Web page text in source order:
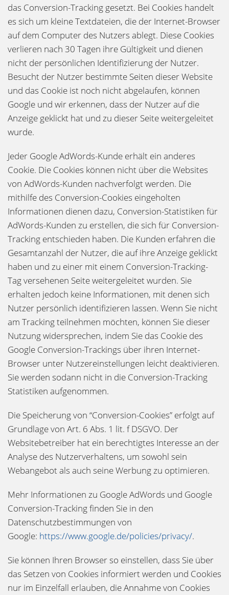
das Conversion-Tracking gesetzt. Bei Cookies handelt
es sich um kleine Textdateien, die der Internet-Browser
auf dem Computer des Nutzers ablegt. Diese Cookies
verlieren nach 30 Tagen ihre Gültigkeit und dienen
nicht der persönlichen Identifizierung der Nutzer.
Besucht der Nutzer bestimmte Seiten dieser Website
und das Cookie ist noch nicht abgelaufen, können
Google und wir erkennen, dass der Nutzer auf die
Anzeige geklickt hat und zu dieser Seite weitergeleitet
wurde.
Jeder Google AdWords-Kunde erhält ein anderes
Cookie. Die Cookies können nicht über die Websites
von AdWords-Kunden nachverfolgt werden. Die
mithilfe des Conversion-Cookies eingeholten
Informationen dienen dazu, Conversion-Statistiken für
AdWords-Kunden zu erstellen, die sich für Conversion-
Tracking entschieden haben. Die Kunden erfahren die
Gesamtanzahl der Nutzer, die auf ihre Anzeige geklickt
haben und zu einer mit einem Conversion-Tracking-
Tag versehenen Seite weitergeleitet wurden. Sie
erhalten jedoch keine Informationen, mit denen sich
Nutzer persönlich identifizieren lassen. Wenn Sie nicht
am Tracking teilnehmen möchten, können Sie dieser
Nutzung widersprechen, indem Sie das Cookie des
Google Conversion-Trackings über ihren Internet-
Browser unter Nutzereinstellungen leicht deaktivieren.
Sie werden sodann nicht in die Conversion-Tracking
Statistiken aufgenommen.
Die Speicherung von “Conversion-Cookies” erfolgt auf
Grundlage von Art. 6 Abs. 1 lit. f DSGVO. Der
Websitebetreiber hat ein berechtigtes Interesse an der
Analyse des Nutzerverhaltens, um sowohl sein
Webangebot als auch seine Werbung zu optimieren.
Mehr Informationen zu Google AdWords und Google
Conversion-Tracking finden Sie in den
Datenschutzbestimmungen von
Google: https://www.google.de/policies/privacy/.
Sie können Ihren Browser so einstellen, dass Sie über
das Setzen von Cookies informiert werden und Cookies
nur im Einzelfall erlauben, die Annahme von Cookies